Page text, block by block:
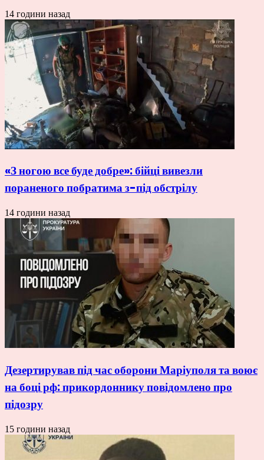
14 години назад
«З ногою все буде добре»: бійці вивезли
пораненого побратима з-під обстрілу
14 години назад
Дезертирував під час оборони Маріуполя та воює
на боці рф: прикордоннику повідомлено про
підозру
15 години назад